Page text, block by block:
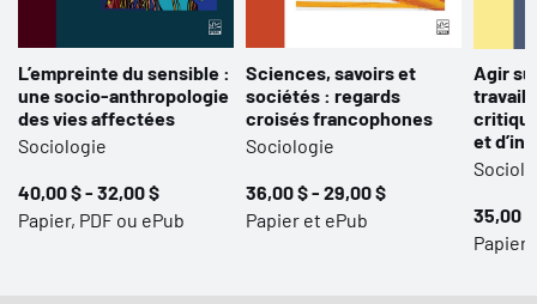
L’empreinte du sensible :
une socio-anthropologie
des vies affectées
Sociologie
40,00 $ - 32,00 $
Papier, PDF ou ePub
Sciences, savoirs et
sociétés : regards
croisés francophones
Sociologie
36,00 $ - 29,00 $
Papier et ePub
Agir
travail
et
35,00
Papier,